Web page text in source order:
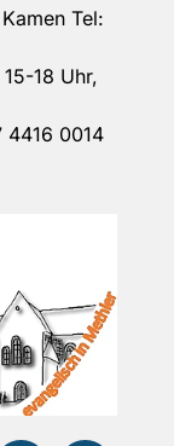
Tel:
18 Uhr,
4416 0014